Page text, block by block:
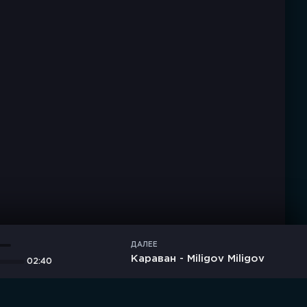
02:40
ДАЛЕЕ
Караван - Miligov Miligov